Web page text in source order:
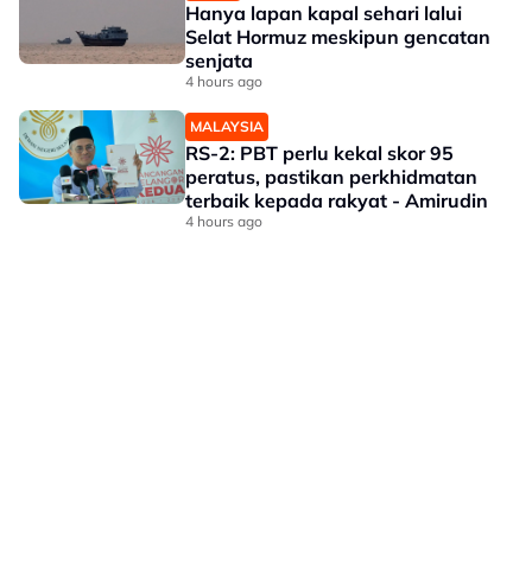
Hanya lapan kapal sehari lalui
Selat Hormuz meskipun gencatan
senjata
4 hours ago
MALAYSIA
RS-2: PBT perlu kekal skor 95
peratus, pastikan perkhidmatan
terbaik kepada rakyat - Amirudin
4 hours ago